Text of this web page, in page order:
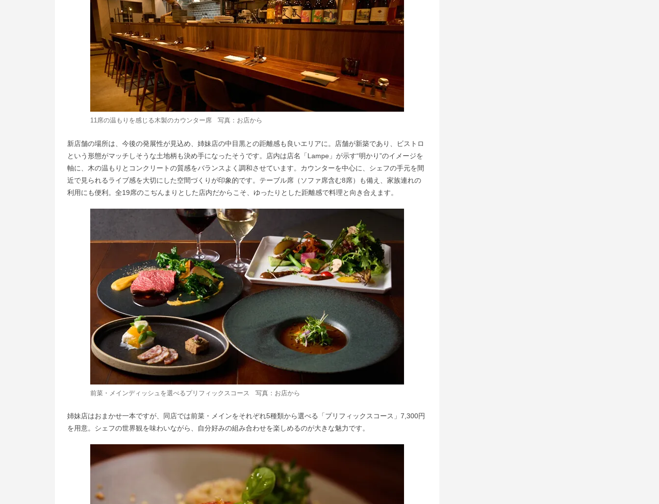
11席の温もりを感じる木製のカウンター席 写真：お店から
新店舗の場所は、今後の発展性が見込め、姉妹店の中目黒との距離感も良いエリアに。店舗が新築であり、ビストロ
という形態がマッチしそうな土地柄も決め手になったそうです。店内は店名「Lampe」が示す“明かり”のイメージを
軸に、木の温もりとコンクリートの質感をバランスよく調和させています。カウンターを中心に、シェフの手元を間
近で見られるライブ感を大切にした空間づくりが印象的です。テーブル席（ソファ席含む8席）も備え、家族連れの
利用にも便利。全19席のこぢんまりとした店内だからこそ、ゆったりとした距離感で料理と向き合えます。
前菜・メインディッシュを選べるプリフィックスコース 写真：お店から
姉妹店はおまかせ一本ですが、同店では前菜・メインをそれぞれ5種類から選べる「プリフィックスコース」7,300円
を用意。シェフの世界観を味わいながら、自分好みの組み合わせを楽しめるのが大きな魅力です。